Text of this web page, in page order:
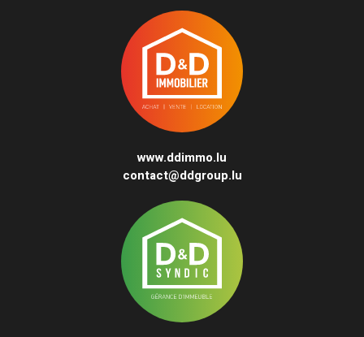
www.ddimmo.lu
contact@ddgroup.lu